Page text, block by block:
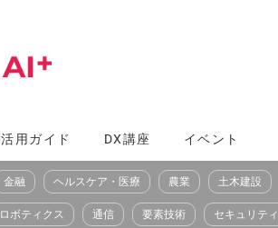
用ガイド DX講座 イベント
金融 ヘルスケア・医療 農業 土木建設
ロボティクス 通信 要素技術 セキュリティ